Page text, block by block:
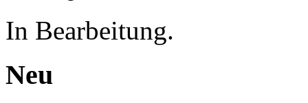
In Bearbeitung.
Neu